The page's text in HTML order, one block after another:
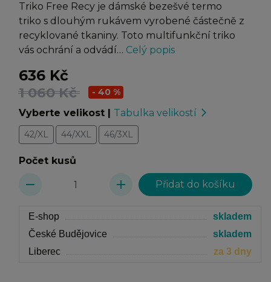
Triko Free Recy je dámské bezešvé termo
triko s dlouhým rukávem vyrobené částečně z
recyklované tkaniny. Toto multifunkční triko
vás ochrání a odvádí… Celý popis
636 Kč
1 060 Kč - 40 %
Vyberte velikost | Tabulka velikostí arrow_forward_ios
42/XL 44/XXL 46/3XL
Počet kusů
remove add
E-shop
skladem
České Budějovice
skladem
Liberec
za 3 dny